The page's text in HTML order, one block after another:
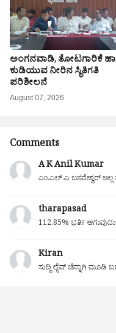
ಅಂಗನವಾಡಿ, ತೋಟಗಾರಿಕೆ
ಕುಡಿಯುವ ನೀರಿನ ಸ್ಥಿತಿಗತಿ
ಪರಿಶೀಲನೆ
August 07, 2026
Comments
A K Anil Kumar
ಎಂ.ಎಲ್.ಎ ಬಸವೇಶ್ವರ್ ಅಲ್ಲ
tharapasad
112.85% ಭರ್ತಿ
Kiran
ಸುದ್ದಿ ಲೈವ್ ಚೆನ್ನಾಗಿ ಮೂಡಿ